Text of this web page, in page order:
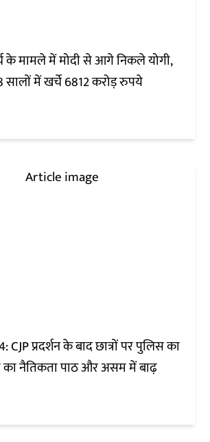
के मामले में मोदी से आगे निकले योगी,
सालों में खर्चे 6812 करोड़ रुपये
CJP प्रदर्शन के बाद छात्रों पर पुलिस का
का नैतिकता पाठ और असम में बाढ़